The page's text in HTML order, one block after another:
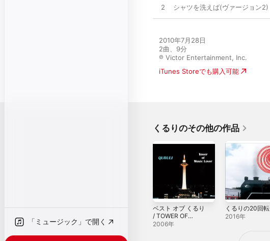
「ミュージック」で開く
2 シャツを洗えば(ヴァージョン2)
2010年7月28日
2曲、9分
℗ Victor Entertainment, Inc.
iTunes Storeでも購入可能
くるりのその他の作品
ベスト オブ くるり
/ TOWER OF
MUSIC LOVER
2006年
くるりの20回転
2016年